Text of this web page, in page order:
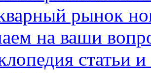
рынок
на ваши
статьи